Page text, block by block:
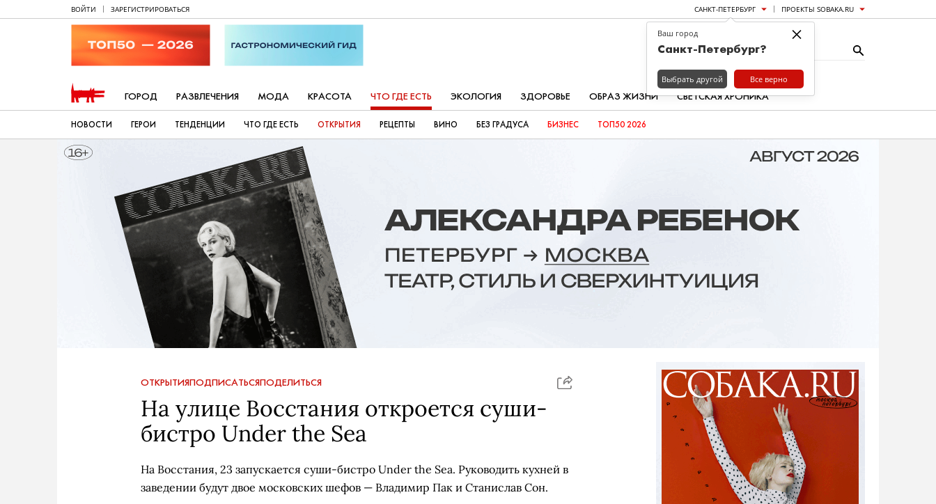
ВОЙТИ ЗАРЕГИСТРИРОВАТЬСЯ САНКТ-ПЕТЕРБУРГ ПРОЕКТЫ SOBAKA.RU
ГОРОД РАЗВЛЕЧЕНИЯ МОДА КРАСОТА ЧТО ГДЕ ЕСТЬ ЭКОЛОГИЯ ЗДОРОВЬЕ ОБРАЗ ЖИЗНИ СВЕТСКАЯ ХРОНИКА
НОВОСТИ ГЕРОИ ТЕНДЕНЦИИ ЧТО ГДЕ ЕСТЬ ОТКРЫТИЯ РЕЦЕПТЫ ВИНО БЕЗ ГРАДУСА БИЗНЕС ТОП50 2026
ОТКРЫТИЯПОДПИСАТЬСЯПОДЕЛИТЬСЯ
На улице Восстания откроется суши-
бистро Under the Sea
На Восстания, 23 запускается суши-бистро Under the Sea. Руководить кухней в
заведении будут двое московских шефов — Владимир Пак и Станислав Сон.
×
Ваш город
Санкт-Петербург?
Выбрать другой Все верно